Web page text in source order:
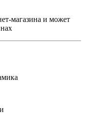
магазина и может